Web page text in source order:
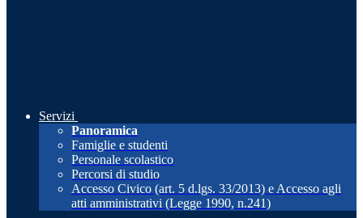
Servizi
Panoramica
Famiglie e studenti
Personale scolastico
Percorsi di studio
Accesso Civico (art. 5 d.lgs. 33/2013) e Accesso agli
atti amministrativi (Legge 1990, n.241)